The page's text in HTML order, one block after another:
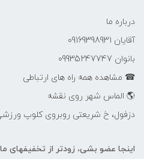
درباره ما
آقایان 09169398931
بانوان 09935247747
☎ مشاهده همه راه های ارتباطی
🌎 الماس شهر روی نقشه
دزفول، خ شریعتی روبروی کلوپ
اینجا عضو بشی، زودتر از تخفیفهای